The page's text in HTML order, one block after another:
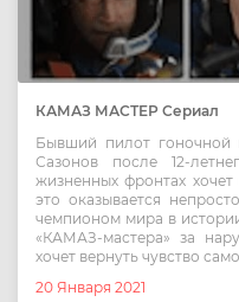
КАМАЗ МАСТЕР Сериал
Бывший пилот гоночной
Сазонов после 12-
жизненных фронтах
это оказывается
чемпионом мира в
«КАМАЗ-мастера» за
хочет вернуть чувство
20 Января 2021